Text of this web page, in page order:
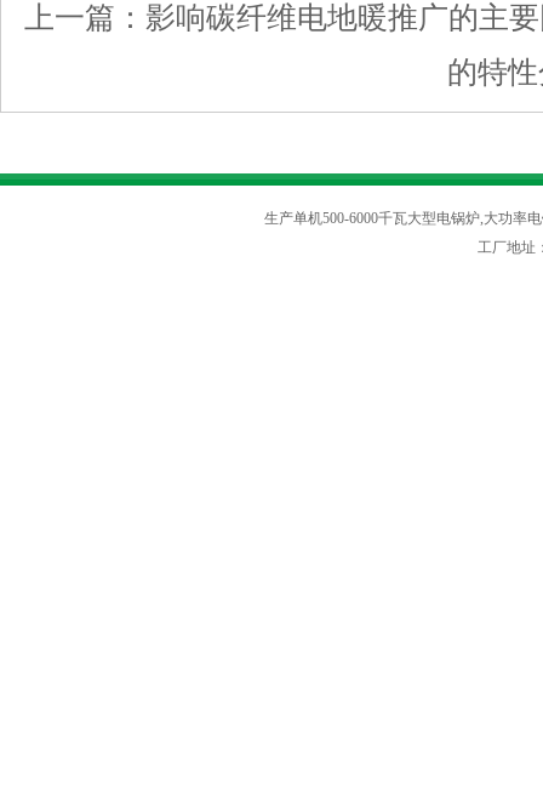
上一篇： 影响碳纤维电地暖推广的主
的特
生产单机500-6000千瓦大型电锅炉,大功率
工厂地址